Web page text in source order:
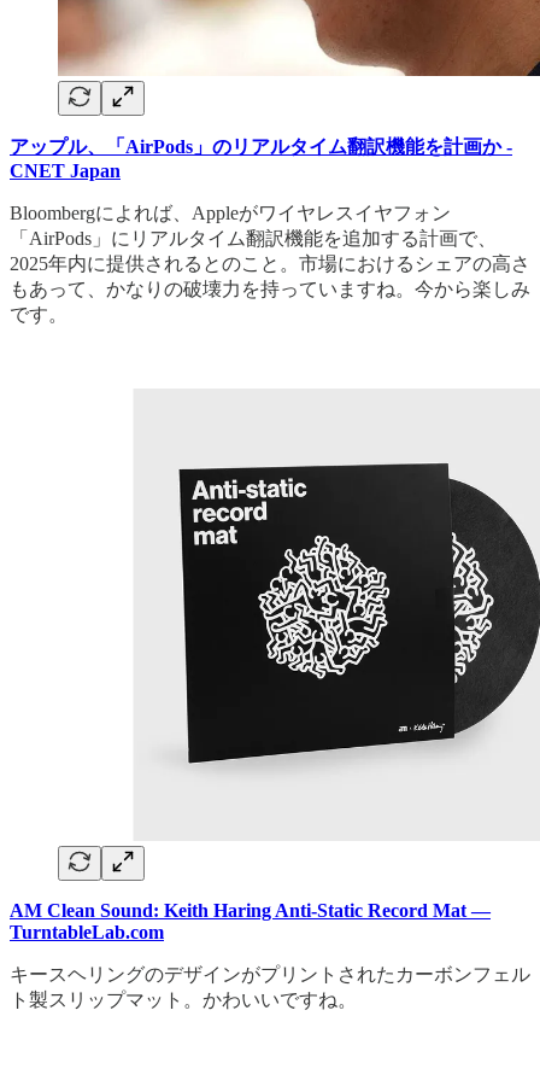
アップル、「AirPods」のリアルタイム翻訳機能を計画か -
CNET Japan
Bloombergによれば、Appleがワイヤレスイヤフォン
「AirPods」にリアルタイム翻訳機能を追加する計画で、
2025年内に提供されるとのこと。市場におけるシェアの高さ
もあって、かなりの破壊力を持っていますね。今から楽しみ
です。
AM Clean Sound: Keith Haring Anti-Static Record Mat —
TurntableLab.com
キースヘリングのデザインがプリントされたカーボンフェル
ト製スリップマット。かわいいですね。